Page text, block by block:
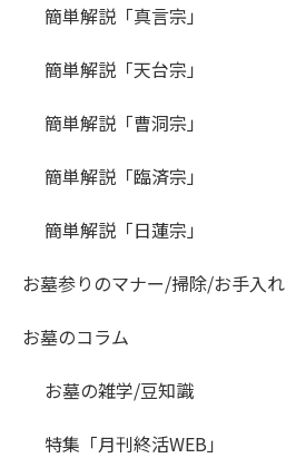
簡単解説「真言宗」
簡単解説「天台宗」
簡単解説「曹洞宗」
簡単解説「臨済宗」
簡単解説「日蓮宗」
お墓参りのマナー/掃除/お手入れ
お墓のコラム
お墓の雑学/豆知識
特集「月刊終活WEB」